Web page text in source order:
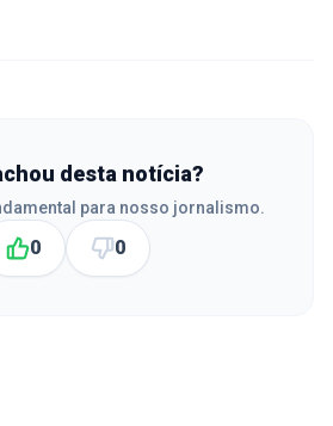
desta notícia?
para nosso jornalismo.
0 0